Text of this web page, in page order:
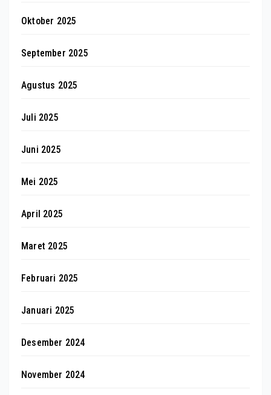
Oktober 2025
September 2025
Agustus 2025
Juli 2025
Juni 2025
Mei 2025
April 2025
Maret 2025
Februari 2025
Januari 2025
Desember 2024
November 2024